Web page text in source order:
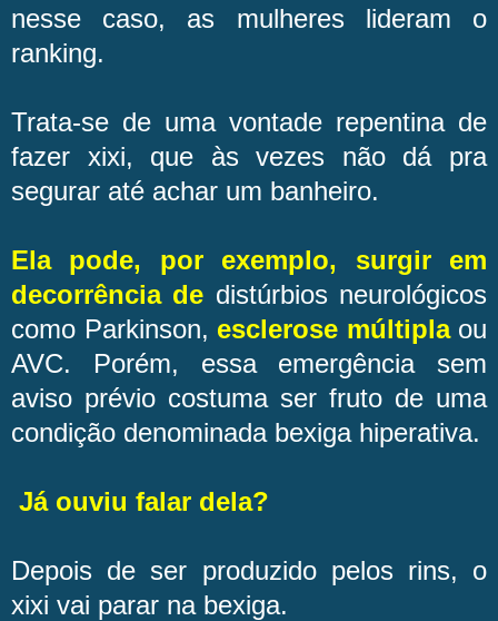
nesse caso, as mulheres lideram o
ranking.
Trata-se de uma vontade repentina de
fazer xixi, que às vezes não dá pra
segurar até achar um banheiro.
Ela pode, por exemplo, surgir em
decorrência de distúrbios neurológicos
como Parkinson, esclerose múltiplaou
AVC. Porém, essa emergência sem
aviso prévio costuma ser fruto de uma
condição denominada bexiga hiperativa.
Já ouviu falar dela?
Depois de ser produzido pelos rins, o
xixi vai parar na bexiga.